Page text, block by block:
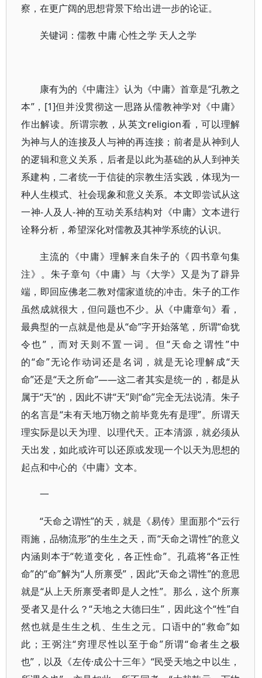
察，在更广阔的思想背景下给出进一步的论证。
关键词：儒教 中庸 心性之学 天人之学
康有为的《中庸注》认为《中庸》首章是“孔教之
本”，[1]但并没贯彻这一思路从儒教神学对《中庸》
作出解读。所谓宗教，从英文religion看，可以理解
为神与人的连接及人与神的再连接；前者是从神到人
的逻辑和意义关系，后者是以此为基础的从人到神关
系建构，二者统一于信徒的宗教生活实践，体现为一
种人生模式、社会现象和意义关系。本文即尝试从这
一神-人及人-神的互动关系结构对《中庸》文本进行
诠释分析，希望深化对儒教及其神学系统的认识。
主流的《中庸》理解来自朱子的《四书章句集
注》。朱子章句《中庸》与《大学》又是为了辟异
端，即回应佛老二教对儒家道统的冲击。朱子的工作
虽然成就很大，但问题也不少。从《中庸章句》看，
最典型的一点就是他是从“命”字开始落笔，所谓“命犹
令也”，而对天则不置一词。但“天命之谓性”中
的“命”无论作动词还是名词，就是无论理解成“天
命”还是“天之所命”——这二者其实是统一的，都是从
属于“天”的，因此不讲“天”则“命”完全无法说清。朱子
的名言是“未有天地万物之前毕竟先有是理”。所谓天
理实际是以天为理、以理代天。正本清源，就必须从
天出发，如此或许可以还原或发现一个以天为思想的
起点和中心的《中庸》文本。
一
“天命之谓性”的天，就是《易传》里面那个“云行
雨施，品物流形”的生生之天，而“天命之谓性”的意义
内涵则本于“乾道变化，各正性命”。孔疏将“各正性
命”的“命”解为“人所禀受”，因此“天命之谓性”的意思
就是“从上天所禀受者即是人之性”。那么，这个所禀
受者又是什么？“天地之大德曰生”，因此这个“性”自
然也就是生生之机、生生之元。口语中的“救命”如
此；王弼注“穷理尽性以至于命”所谓“命者生之极
也”，以及《左传·成公十三年》“民受天地之中以生，